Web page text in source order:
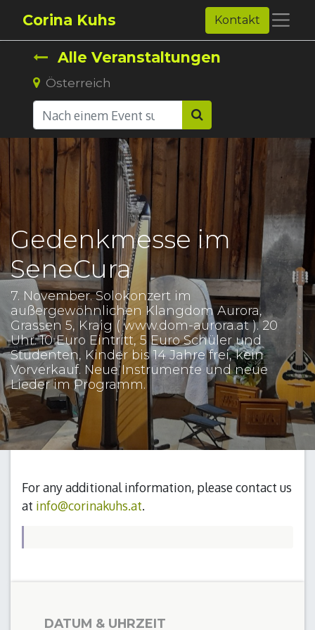
Corina Kuhs Kontakt
Alle Veranstaltungen
Österreich
Gedenkmesse im
SeneCura
7. November. Solokonzert im
außergewöhnlichen Klangdom Aurora,
Grassen 5, Kraig ( www.dom-aurora.at ). 20
Uhr. 10 Euro Eintritt, 5 Euro Schüler und
Studenten, Kinder bis 14 Jahre frei, kein
Vorverkauf. Neue Instrumente und neue
Lieder im Programm.
For any additional information, please contact us
at info@corinakuhs.at.
DATUM & UHRZEIT